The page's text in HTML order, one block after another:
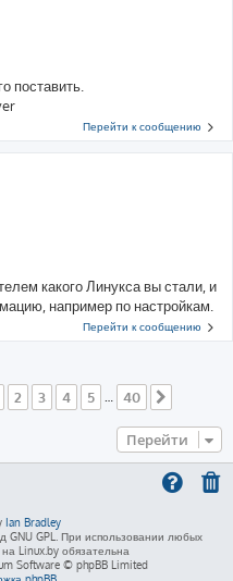
поставить.
Перейти к сообщению
какого Линукса вы стали, и
например по настройкам.
Перейти к сообщению
из 40
2 3 4 5 40
Перейти
Ian Bradley
GNU GPL. При использовании любых
Linux.by обязательна
Software © phpBB Limited
phpBB